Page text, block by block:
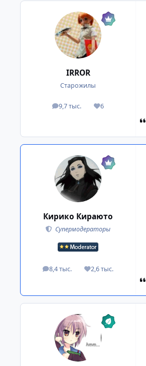
IRROR
Старожилы
9,7 тыс.
посты 6
Репутация
Кирико Кираюто
Супермодераторы
8,4 тыс.
посты 2,6 тыс.
Репутация